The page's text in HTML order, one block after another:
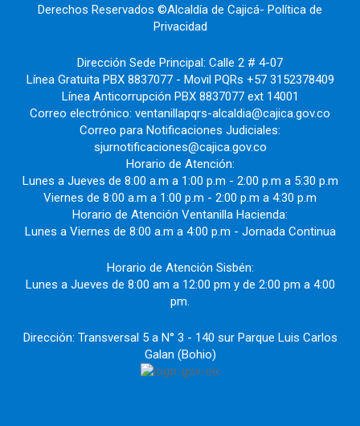
Derechos Reservados ©Alcaldía de Cajicá- Política de
Privacidad
Dirección Sede Principal: Calle 2 # 4-07
Línea Gratuita PBX 8837077 - Movil PQRs +57 3152378409
Línea Anticorrupción PBX 8837077 ext 14001
Correo electrónico: ventanillapqrs-alcaldia@cajica.gov.co
Correo para Notificaciones Judiciales:
sjurnotificaciones@cajica.gov.co
Horario de Atención:
Lunes a Jueves de 8:00 a.m a 1:00 p.m - 2:00 p.m a 5:30 p.m
Viernes de 8:00 a.m a 1:00 p.m - 2:00 p.m a 4:30 p.m
Horario de Atención Ventanilla Hacienda:
Lunes a Viernes de 8:00 a.m a 4:00 p.m - Jornada Continua
Horario de Atención Sisbén:
Lunes a Jueves de 8:00 am a 12:00 pm y de 2:00 pm a 4:00
pm.
Dirección: Transversal 5 a N° 3 - 140 sur Parque Luis Carlos
Galan (Bohio)